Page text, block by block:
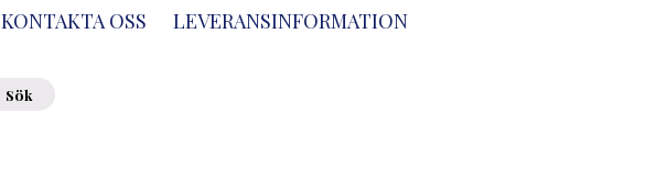
KONTAKTA OSS
LEVERANSINFORMATION
Sök